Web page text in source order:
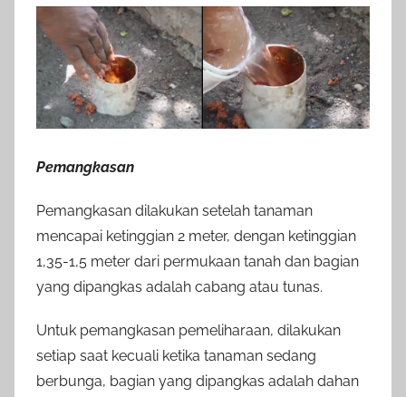
Pemangkasan
Pemangkasan dilakukan setelah tanaman
mencapai ketinggian 2 meter, dengan ketinggian
1,35-1,5 meter dari permukaan tanah dan bagian
yang dipangkas adalah cabang atau tunas.
Untuk pemangkasan pemeliharaan, dilakukan
setiap saat kecuali ketika tanaman sedang
berbunga, bagian yang dipangkas adalah dahan